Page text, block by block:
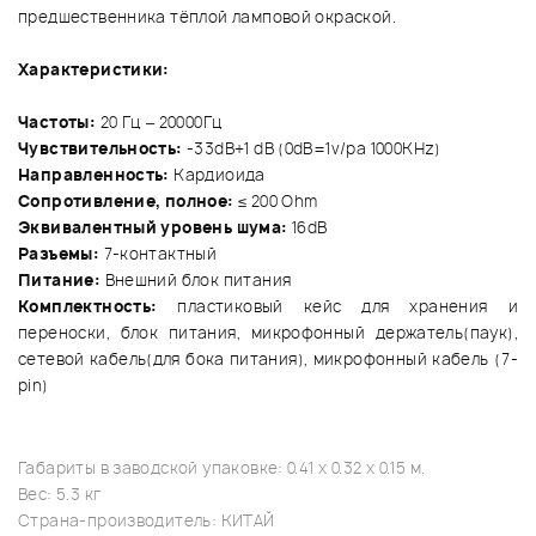
предшественника тёплой ламповой окраской.
Характеристики:
Частоты: 20 Гц – 20000Гц
Чувствительность:-33dB+1 dB (0dB=1v/pa 1000KHz)
Направленность: Кардиоида
Сопротивление, полное: ≤ 200 Ohm
Эквивалентный уровень шума: 16dB
Разъемы: 7-контактный
Питание: Внешний блок питания
Комплектность: пластиковый кейс для хранения и
переноски, блок питания, микрофонный держатель(паук),
сетевой кабель(для бока питания), микрофонный кабель (7-
pin)
Габариты в заводской упаковке: 0.41 x 0.32 x 0.15 м.
Вес: 5.3 кг
Страна-производитель: КИТАЙ